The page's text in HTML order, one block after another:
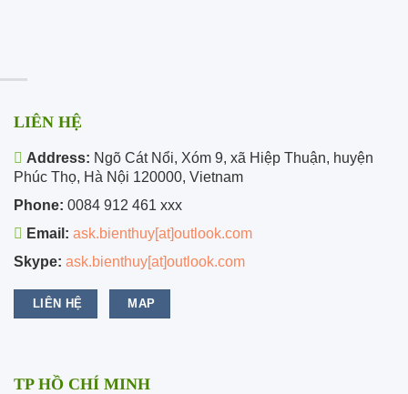
LIÊN HỆ
Address: Ngõ Cát Nổi, Xóm 9, xã Hiệp Thuận, huyện
Phúc Thọ, Hà Nội 120000, Vietnam
Phone: 0084 912 461 xxx
Email: ask.bienthuy[at]outlook.com
Skype: ask.bienthuy[at]outlook.com
LIÊN HỆ MAP
TP HỒ CHÍ MINH